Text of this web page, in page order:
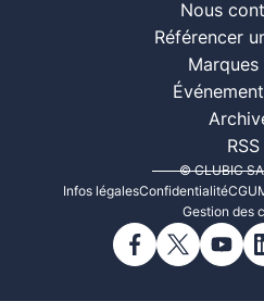
Nous
Référencer
Marques
RSS
© CLUBIC
Infos légalesConfidentialitéCGU
Gestion des